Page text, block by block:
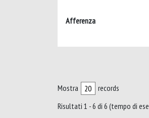
Afferenza
Mostra
records
Risultati 1 - 6 di 6 (tempo di